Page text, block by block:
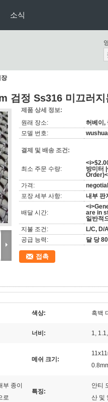
소식
검정 Ss316 미끄러지
제품 상세 정보:
원래 장소:
허베이,
모델 번호:
결제 및 배송 조건:
최소 주문 수량:
방미터
가격:
포장 세부 사항:
내부 판
배달 시간:
are in
일반적
지불 조건:
L/C, D/
공급 능력:
달 당
접촉
색상: 흑백
너비: 1,
메쉬 크기:
종이
로
특징:
안티
산 및